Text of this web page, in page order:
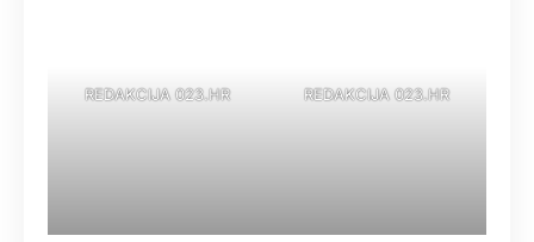
REDAKCIJA 023.HR REDAKCIJA 023.HR